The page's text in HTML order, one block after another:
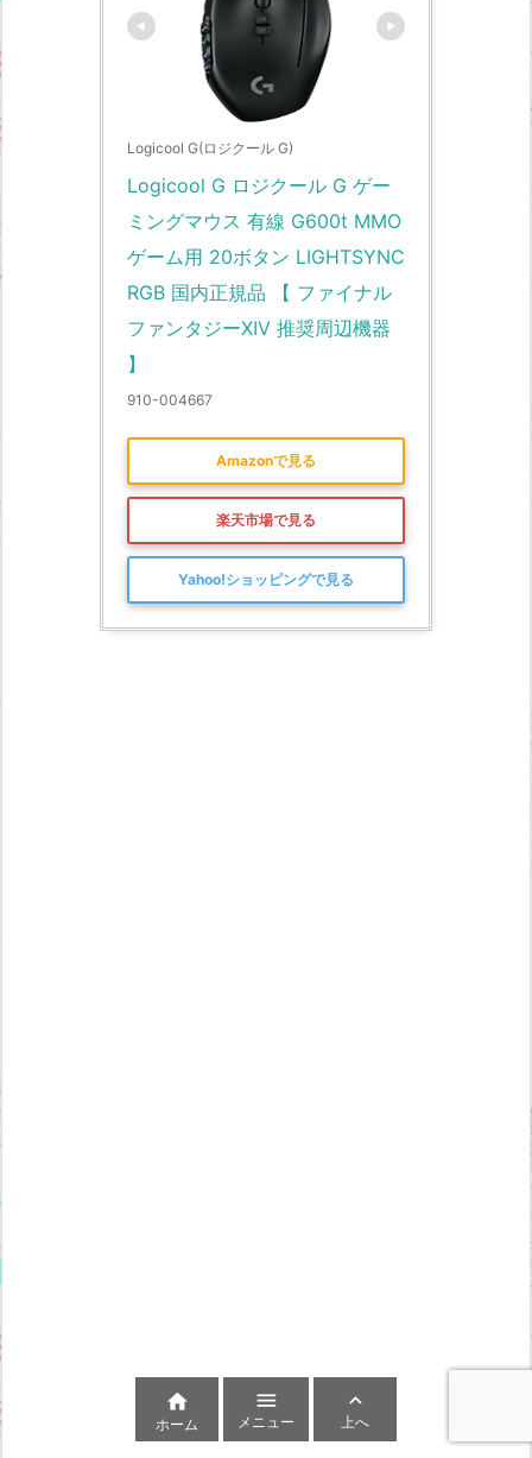
Logicool G(ロジクール G)
Logicool G ロジクール G ゲー
ミングマウス 有線 G600t MMO
ゲーム用 20ボタン LIGHTSYNC
RGB 国内正規品 【 ファイナル
ファンタジーXIV 推奨周辺機器
】
910-004667
Amazonで見る
楽天市場で見る
Yahoo!ショッピングで見る

ホーム

メニュー

上へ